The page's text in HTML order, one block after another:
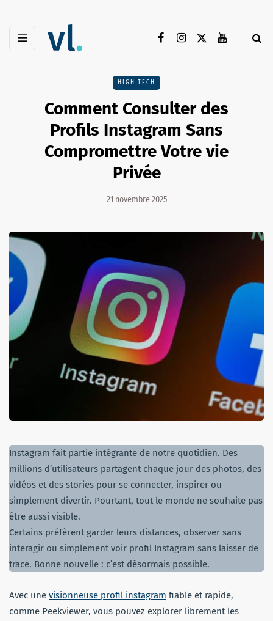
HIGH TECH
Comment Consulter des
Profils Instagram Sans
Compromettre Votre vie
Privée
21 novembre 2025
Instagram fait partie intégrante de notre quotidien. Des
millions d’utilisateurs partagent chaque jour des photos, des
vidéos et des stories pour se connecter, inspirer ou
simplement divertir. Pourtant, tout le monde ne souhaite pas
être aussi visible.
Certains préfèrent garder leurs distances, observer sans
interagir ou simplement voir profil Instagram sans laisser de
trace. Bonne nouvelle : c’est désormais possible.
Avec une visionneuse profil instagram fiable et rapide,
comme Peekviewer, vous pouvez explorer librement les